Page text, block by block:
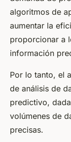
algoritmos de
aumentar la
proporcionar a
información
Por lo tanto, el
de análisis de
predictivo,
volúmenes de
precisas.